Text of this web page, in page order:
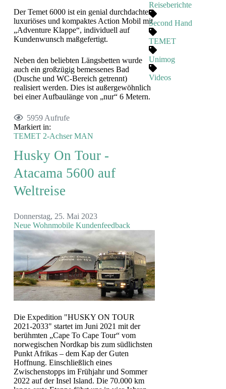
Der Temet 6000 ist ein genial durchdachtes,
luxuriöses und kompaktes Action Mobil mit
„Adventure Klappe“, individuell auf
Kundenwunsch maßgefertigt.
Neben den beliebten Längsbetten wurde
auch ein großzügig bemessenes Bad
(Dusche und WC-Bereich getrennt)
realisiert werden. Dies ist außergewöhnlich
bei einer Aufbaulänge von „nur“ 6 Metern.
5959 Aufrufe
Markiert in:
TEMET 2-Achser MAN
Husky On Tour -
Atacama 5600 auf
Weltreise
Donnerstag, 25. Mai 2023
Neue Wohnmobile Kundenfeedback
Die Expedition "HUSKY ON TOUR
2021-2033" startet im Juni 2021 mit der
berühmten „Cape To Cape Tour“ vom
norwegischen Nordkap bis zum südlichsten
Punkt Afrikas – dem Kap der Guten
Hoffnung. Einschließlich eines
Zwischenstopps im Frühjahr und Sommer
2022 auf der Insel Island. Die 70.000 km
Reiseberichte
Second Hand
TEMET
Unimog
Videos